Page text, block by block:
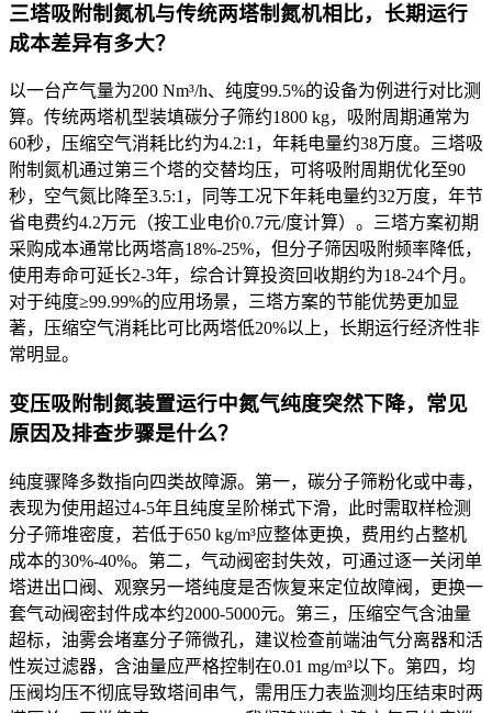
三塔吸附制氮机与传统两塔制氮机相比，长期运行
成本差异有多大？
以一台产气量为200 Nm³/h、纯度99.5%的设备为例进行对比测
算。传统两塔机型装填碳分子筛约1800 kg，吸附周期通常为
60秒，压缩空气消耗比约为4.2:1，年耗电量约38万度。三塔吸
附制氮机通过第三个塔的交替均压，可将吸附周期优化至90
秒，空气氮比降至3.5:1，同等工况下年耗电量约32万度，年节
省电费约4.2万元（按工业电价0.7元/度计算）。三塔方案初期
采购成本通常比两塔高18%-25%，但分子筛因吸附频率降低，
使用寿命可延长2-3年，综合计算投资回收期约为18-24个月。
对于纯度≥99.99%的应用场景，三塔方案的节能优势更加显
著，压缩空气消耗比可比两塔低20%以上，长期运行经济性非
常明显。
变压吸附制氮装置运行中氮气纯度突然下降，常见
原因及排查步骤是什么？
纯度骤降多数指向四类故障源。第一，碳分子筛粉化或中毒，
表现为使用超过4-5年且纯度呈阶梯式下滑，此时需取样检测
分子筛堆密度，若低于650 kg/m³应整体更换，费用约占整机
成本的30%-40%。第二，气动阀密封失效，可通过逐一关闭单
塔进出口阀、观察另一塔纯度是否恢复来定位故障阀，更换一
套气动阀密封件成本约2000-5000元。第三，压缩空气含油量
超标，油雾会堵塞分子筛微孔，建议检查前端油气分离器和活
性炭过滤器，含油量应严格控制在0.01 mg/m³以下。第四，均
压阀均压不彻底导致塔间串气，需用压力表监测均压结束时两